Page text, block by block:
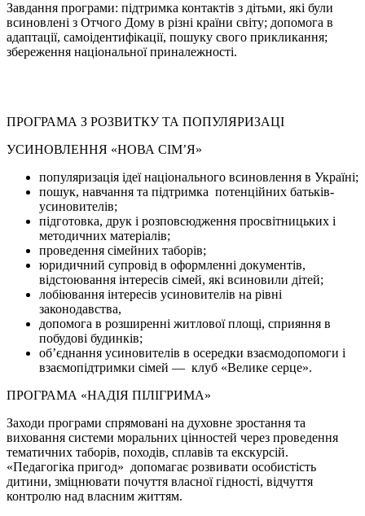
Завдання програми: підтримка контактів з дітьми, які були
всиновлені з Отчого Дому в різні країни світу; допомога в
адаптації, самоідентифікації, пошуку свого прикликання;
збереження національної приналежності.
ПРОГРАМА З РОЗВИТКУ ТА ПОПУЛЯРИЗАЦІ
УСИНОВЛЕННЯ «НОВА СІМ’Я»
популяризація ідеї національного всиновлення в Україні;
пошук, навчання та підтримка потенційних батьків-
усиновителів;
підготовка, друк і розповсюдження просвітницьких і
методичних матеріалів;
проведення сімейних таборів;
юридичний супровід в оформленні документів,
відстоювання інтересів сімей, які всиновили дітей;
лобіювання інтересів усиновителів на рівні
законодавства,
допомога в розширенні житлової площі, сприяння в
побудові будинків;
об’єднання усиновителів в осередки взаємодопомоги і
взаємопідтримки сімей — клуб «Велике серце».
ПРОГРАМА «НАДІЯ ПІЛІГРИМА»
Заходи програми спрямовані на духовне зростання та
виховання системи моральних цінностей через проведення
тематичних таборів, походів, сплавів та екскурсій.
«Педагогіка пригод» допомагає розвивати особистість
дитини, зміцнювати почуття власної гідності, відчуття
контролю над власним життям.